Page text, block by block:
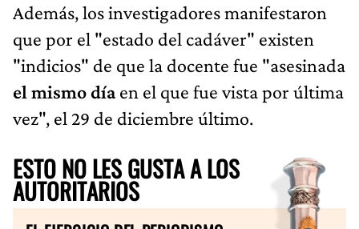
Además, los investigadores manifestaron
que por el "estado del cadáver" existen
"indicios" de que la docente fue "asesinada
el mismo díaen el que fue vista por última
vez", el 29 de diciembre último.
ESTO NO LES GUSTA A LOS
AUTORITARIOS